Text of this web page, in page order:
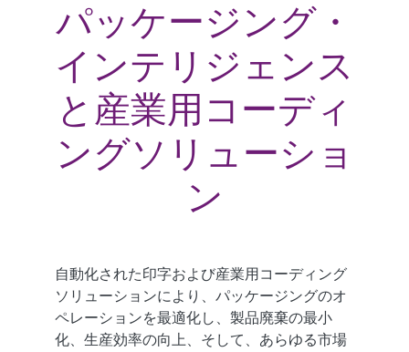
パッケージング・
インテリジェンス
と産業用コーディ
ングソリューショ
ン
自動化された印字および産業用コーディング
ソリューションにより、パッケージングのオ
ペレーションを最適化し、製品廃棄の最小
化、生産効率の向上、そして、あらゆる市場